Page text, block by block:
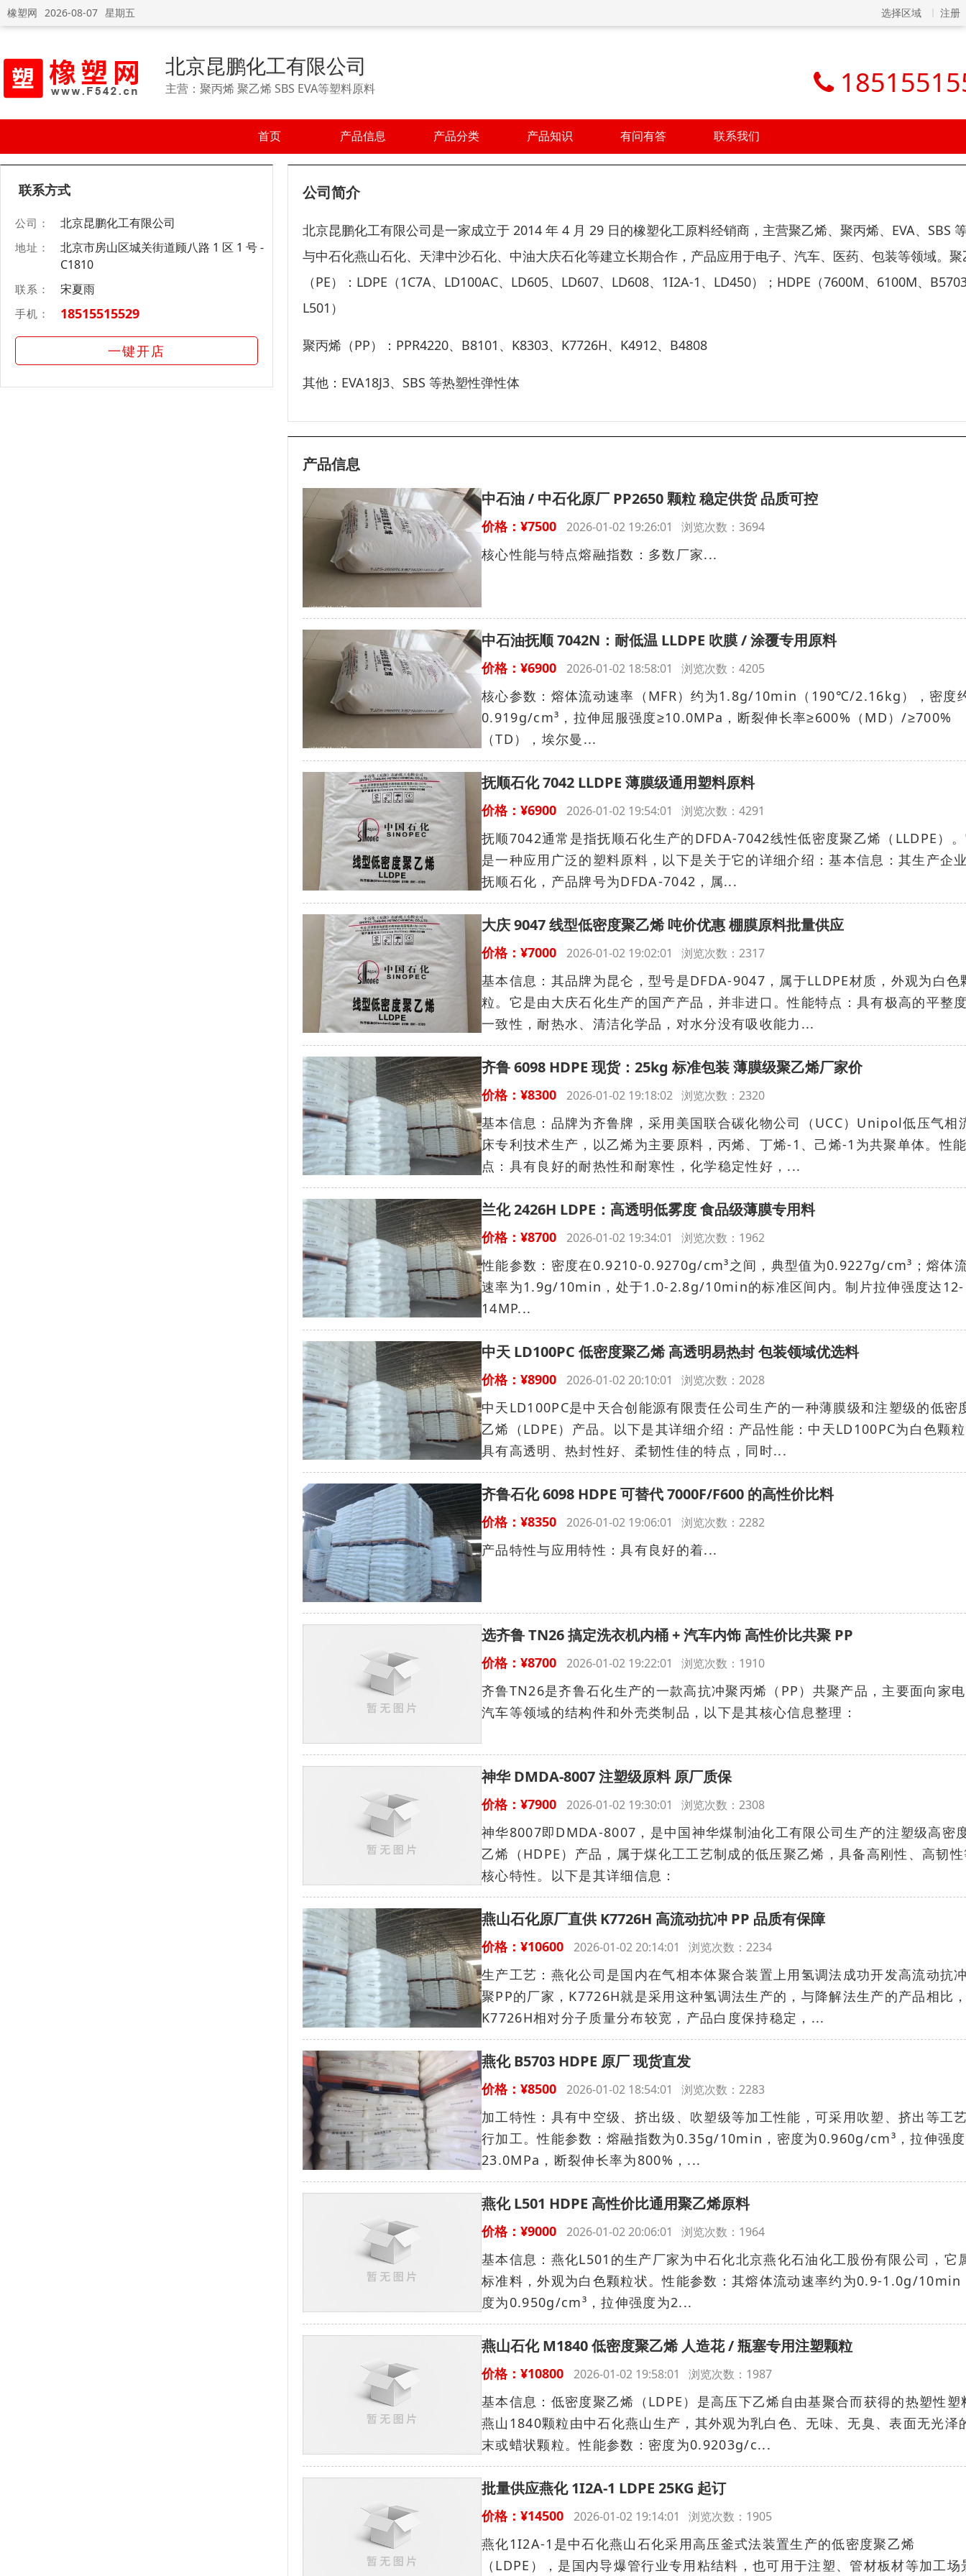
橡塑网 2026-08-07 星期五 选择区域 注册
北京昆鹏化工有限公司
主营：聚丙烯 聚乙烯 SBS EVA等塑料原料
首页 产品信息 产品分类 产品知识 有问有答 联系我们
联系方式
公司： 北京昆鹏化工有限公司
地址：
北京市房山区城关街道顾八路 1 区 1 号 -
C1810
联系： 宋夏雨
手机： 18515515529
一键开店
公司简介
北京昆鹏化工有限公司是一家成立于 2014 年 4 月 29 日的橡塑化工原料经销商，主营聚乙烯、聚丙烯、EVA、SBS
与中石化燕山石化、天津中沙石化、中油大庆石化等建立长期合作，产品应用于电子、汽车、医药、包装等领域。聚
（PE）：LDPE（1C7A、LD100AC、LD605、LD607、LD608、1I2A-1、LD450）；HDPE（7600M、6100M、
L501）
聚丙烯（PP）：PPR4220、B8101、K8303、K7726H、K4912、B4808
其他：EVA18J3、SBS 等热塑性弹性体
产品信息
中石油 / 中石化原厂 PP2650 颗粒 稳定供货 品质可控
价格：¥7500 2026-01-02 19:26:01 浏览次数：3694
核心性能与特点熔融指数：多数厂家...
中石油抚顺 7042N：耐低温 LLDPE 吹膜 / 涂覆专用原料
价格：¥6900 2026-01-02 18:58:01 浏览次数：4205
核心参数：熔体流动速率（MFR）约为1.8g/10min（190℃/2.16kg），密度
0.919g/cm³，拉伸屈服强度≥10.0MPa，断裂伸长率≥600%（MD）/≥700%
（TD），埃尔曼...
抚顺石化 7042 LLDPE 薄膜级通用塑料原料
价格：¥6900 2026-01-02 19:54:01 浏览次数：4291
抚顺7042通常是指抚顺石化生产的DFDA-7042线性低密度聚乙烯（LLDPE）
是一种应用广泛的塑料原料，以下是关于它的详细介绍：基本信息：其生产企
抚顺石化，产品牌号为DFDA-7042，属...
大庆 9047 线型低密度聚乙烯 吨价优惠 棚膜原料批量供应
价格：¥7000 2026-01-02 19:02:01 浏览次数：2317
基本信息：其品牌为昆仑，型号是DFDA-9047，属于LLDPE材质，外观为白色
粒。它是由大庆石化生产的国产产品，并非进口。性能特点：具有极高的平整
一致性，耐热水、清洁化学品，对水分没有吸收能力...
齐鲁 6098 HDPE 现货：25kg 标准包装 薄膜级聚乙烯厂家价
价格：¥8300 2026-01-02 19:18:02 浏览次数：2320
基本信息：品牌为齐鲁牌，采用美国联合碳化物公司（UCC）Unipol低压气相
床专利技术生产，以乙烯为主要原料，丙烯、丁烯-1、己烯-1为共聚单体。性
点：具有良好的耐热性和耐寒性，化学稳定性好，...
兰化 2426H LDPE：高透明低雾度 食品级薄膜专用料
价格：¥8700 2026-01-02 19:34:01 浏览次数：1962
性能参数：密度在0.9210-0.9270g/cm³之间，典型值为0.9227g/cm³；熔体
速率为1.9g/10min，处于1.0-2.8g/10min的标准区间内。制片拉伸强度达12-
14MP...
中天 LD100PC 低密度聚乙烯 高透明易热封 包装领域优选料
价格：¥8900 2026-01-02 20:10:01 浏览次数：2028
中天LD100PC是中天合创能源有限责任公司生产的一种薄膜级和注塑级的低密
乙烯（LDPE）产品。以下是其详细介绍：产品性能：中天LD100PC为白色颗
具有高透明、热封性好、柔韧性佳的特点，同时...
齐鲁石化 6098 HDPE 可替代 7000F/F600 的高性价比料
价格：¥8350 2026-01-02 19:06:01 浏览次数：2282
产品特性与应用特性：具有良好的着...
选齐鲁 TN26 搞定洗衣机内桶 + 汽车内饰 高性价比共聚 PP
价格：¥8700 2026-01-02 19:22:01 浏览次数：1910
齐鲁TN26是齐鲁石化生产的一款高抗冲聚丙烯（PP）共聚产品，主要面向家
汽车等领域的结构件和外壳类制品，以下是其核心信息整理：
神华 DMDA-8007 注塑级原料 原厂质保
价格：¥7900 2026-01-02 19:30:01 浏览次数：2308
神华8007即DMDA-8007，是中国神华煤制油化工有限公司生产的注塑级高密
乙烯（HDPE）产品，属于煤化工工艺制成的低压聚乙烯，具备高刚性、高韧
核心特性。以下是其详细信息：
燕山石化原厂直供 K7726H 高流动抗冲 PP 品质有保障
价格：¥10600 2026-01-02 20:14:01 浏览次数：2234
生产工艺：燕化公司是国内在气相本体聚合装置上用氢调法成功开发高流动抗
聚PP的厂家，K7726H就是采用这种氢调法生产的，与降解法生产的产品相比
K7726H相对分子质量分布较宽，产品白度保持稳定，...
燕化 B5703 HDPE 原厂 现货直发
价格：¥8500 2026-01-02 18:54:01 浏览次数：2283
加工特性：具有中空级、挤出级、吹塑级等加工性能，可采用吹塑、挤出等工
行加工。性能参数：熔融指数为0.35g/10min，密度为0.960g/cm³，拉伸强
23.0MPa，断裂伸长率为800%，...
燕化 L501 HDPE 高性价比通用聚乙烯原料
价格：¥9000 2026-01-02 20:06:01 浏览次数：1964
基本信息：燕化L501的生产厂家为中石化北京燕化石油化工股份有限公司，它
标准料，外观为白色颗粒状。性能参数：其熔体流动速率约为0.9-1.0g/10min
度为0.950g/cm³，拉伸强度为2...
燕山石化 M1840 低密度聚乙烯 人造花 / 瓶塞专用注塑颗粒
价格：¥10800 2026-01-02 19:58:01 浏览次数：1987
基本信息：低密度聚乙烯（LDPE）是高压下乙烯自由基聚合而获得的热塑性塑
燕山1840颗粒由中石化燕山生产，其外观为乳白色、无味、无臭、表面无光泽
末或蜡状颗粒。性能参数：密度为0.9203g/c...
批量供应燕化 1I2A-1 LDPE 25KG 起订
价格：¥14500 2026-01-02 19:14:01 浏览次数：1905
燕化1I2A-1是中石化燕山石化采用高压釜式法装置生产的低密度聚乙烯
（LDPE），是国内导爆管行业专用粘结料，也可用于注塑、管材板材等加工场